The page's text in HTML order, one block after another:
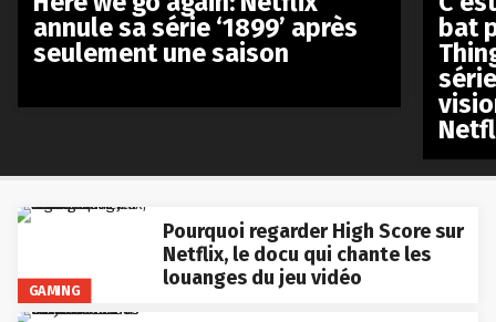
GAMING
Pourquoi regarder High Score sur
Netflix, le docu qui chante les
louanges du jeu vidéo
annule sa série ‘1899’ après
seulement une saison
bat